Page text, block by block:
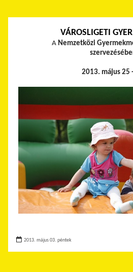
VÁROSLIGETI
A Nemzetközi
2013. május 25
2013. május 03. péntek